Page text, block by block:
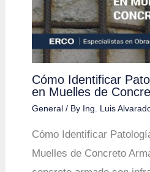
Cómo Identificar
en Muelles de
General/ By Ing. Luis
Cómo Identificar
Muelles de Concreto